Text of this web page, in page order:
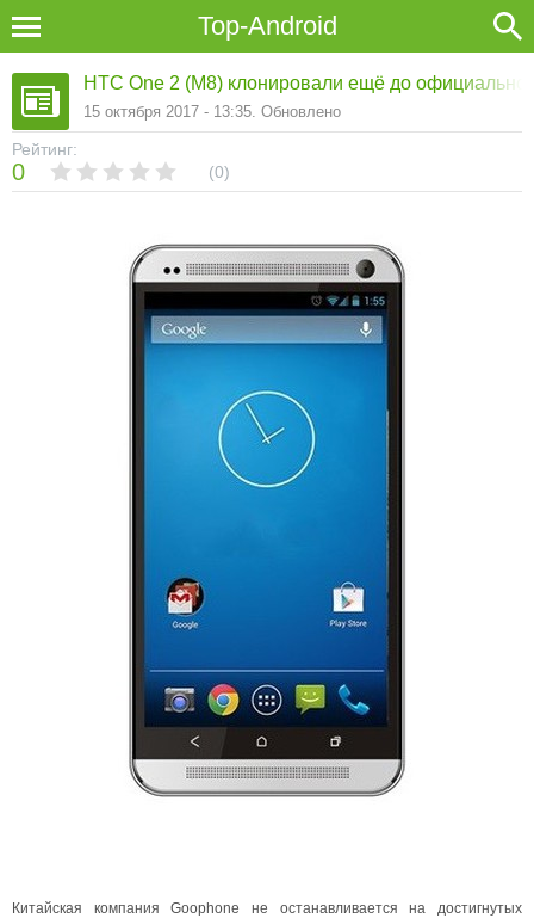
Top-Android
Рейтинг:
0 0
HTC One 2 (M8) клонировали ещё до
15 октября 2017 - 13:35. Обновлено
Китайская компания Goophone не останавливается на достигнутых